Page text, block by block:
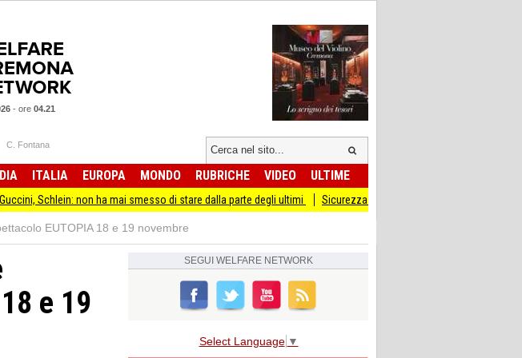
- ore 04.21
C. Fontana
ITALIA EUROPA MONDO RUBRICHE VIDEO ULTIME
non ha mai smesso di stare dalla parte degli ultimi Sicurezza I Giovani Democratici ribattono ai Giovani di
EUTOPIA 18 e 19 novembre
e 19
SEGUI WELFARE NETWORK
Select Language ▼